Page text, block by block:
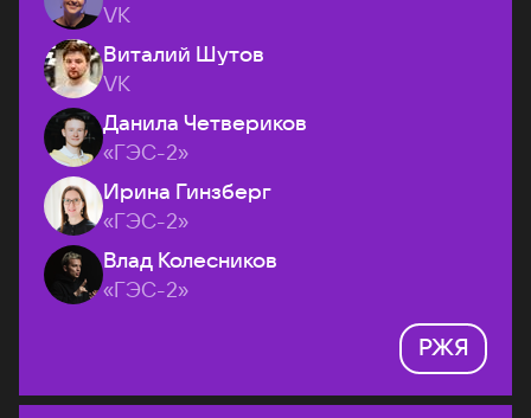
VK
Виталий Шутов
VK
Данила Четвериков
«ГЭС-2»
Ирина Гинзберг
«ГЭС-2»
Влад Колесников
«ГЭС-2»
РЖЯ